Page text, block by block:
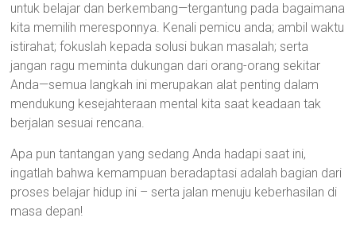
untuk belajar dan berkembang—tergantung pada bagaimana
kita memilih meresponnya. Kenali pemicu anda; ambil waktu
istirahat; fokuslah kepada solusi bukan masalah; serta
jangan ragu meminta dukungan dari orang-orang sekitar
Anda—semua langkah ini merupakan alat penting dalam
mendukung kesejahteraan mental kita saat keadaan tak
berjalan sesuai rencana.
Apa pun tantangan yang sedang Anda hadapi saat ini,
ingatlah bahwa kemampuan beradaptasi adalah bagian dari
proses belajar hidup ini – serta jalan menuju keberhasilan di
masa depan!